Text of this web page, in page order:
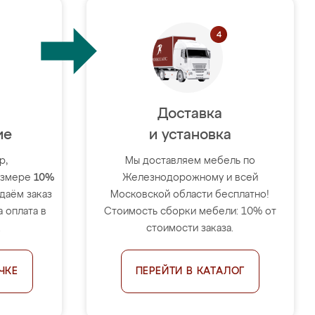
10%
заказ
оплата в
Доставка
и установка
Мы доставляем мебель по
Железнодорожному и всей
Московской области бесплатно!
Стоимость сборки мебели: 10% от
стоимости заказа.
ПЕРЕЙТИ В КАТАЛОГ